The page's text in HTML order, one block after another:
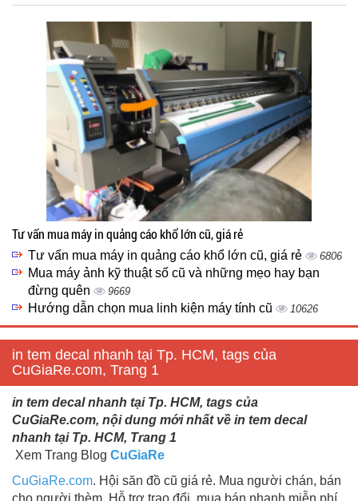
Tư vấn mua máy in quảng cáo khổ lớn cũ, giá rẻ
Tư vấn mua máy in quảng cáo khổ lớn cũ, giá rẻ 6806
Mua máy ảnh kỹ thuật số cũ và những mẹo hay bạn
đừng quên
9669
Hướng dẫn chọn mua linh kiện máy tính cũ 10626
in tem decal nhanh tại Tp. HCM, tags của
CuGiaRe.com, Trang 1
in tem decal nhanh tại Tp. HCM, tags của
CuGiaRe.com, nội dung mới nhất về in tem decal
nhanh tại Tp. HCM, Trang 1
Xem Trang Blog CuGiaRe
CuGiaRe.com. Hội săn đồ cũ giá rẻ. Mua người chán, bán
cho người thèm. Hỗ trợ trao đổi, mua bán nhanh miễn phí.